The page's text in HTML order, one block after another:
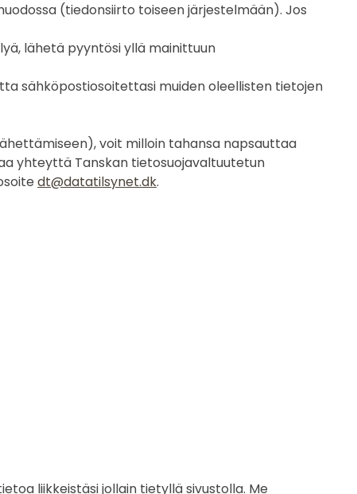
(tiedonsiirto toiseen järjestelmään). Jos
lähetä pyyntösi yllä mainittuun
sähköpostiosoitettasi muiden oleellisten tietojen
voit milloin tahansa napsauttaa
yhteyttä Tanskan tietosuojavaltuutetun
dt@datatilsynet.dk.
liikkeistäsi jollain tietyllä sivustolla. Me